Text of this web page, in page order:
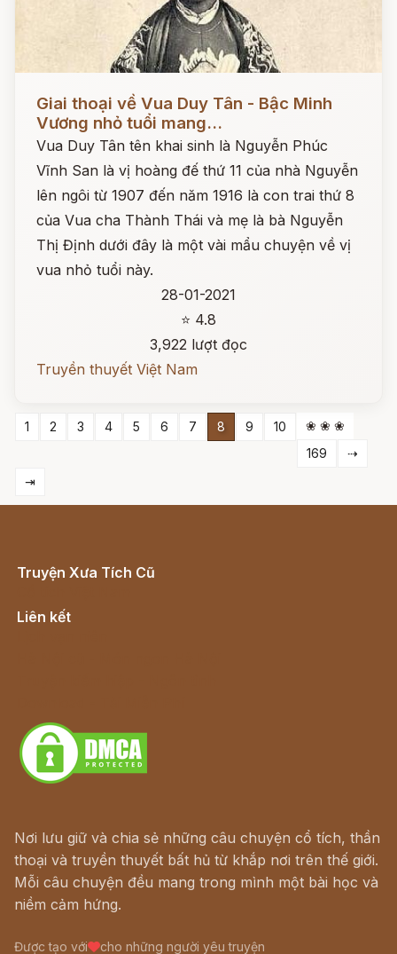
Giai thoại về Vua Duy Tân - Bậc Minh
Vương nhỏ tuổi mang...
Vua Duy Tân tên khai sinh là Nguyễn Phúc
Vĩnh San là vị hoàng đế thứ 11 của nhà Nguyễn
lên ngôi từ 1907 đến năm 1916 là con trai thứ 8
của Vua cha Thành Thái và mẹ là bà Nguyễn
Thị Định dưới đây là một vài mẩu chuyện về vị
vua nhỏ tuổi này.
28-01-2021
⭐ 4.8
3,922 lượt đọc
Truyền thuyết Việt Nam
1 2 3 4 5 6 7 8 9 10
❀ ❀ ❀
169
⇢
⇥
Truyện Xưa Tích Cũ
Liên kết
Nơi lưu giữ và chia sẻ những câu chuyện cổ tích, thần
thoại và truyền thuyết bất hủ từ khắp nơi trên thế giới.
Mỗi câu chuyện đều mang trong mình một bài học và
niềm cảm hứng.
Được tạo với cho những người yêu truyện